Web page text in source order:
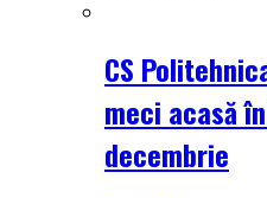
CS
meci acasă
decembrie